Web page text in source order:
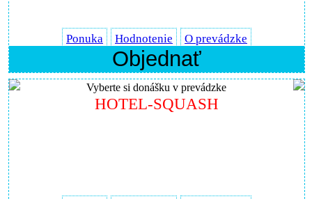
Ponuka Hodnotenie O prevádzke
Objednať
Vyberte si donášku v prevádzke
HOTEL-SQUASH